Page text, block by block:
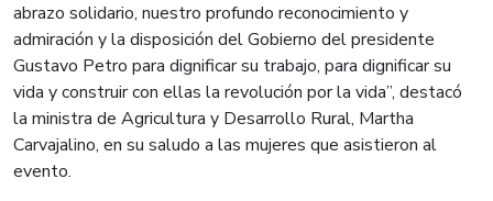
abrazo solidario, nuestro profundo reconocimiento y
admiración y la disposición del Gobierno del presidente
Gustavo Petro para dignificar su trabajo, para dignificar su
vida y construir con ellas la revolución por la vida”, destacó
la ministra de Agricultura y Desarrollo Rural, Martha
Carvajalino, en su saludo a las mujeres que asistieron al
evento.